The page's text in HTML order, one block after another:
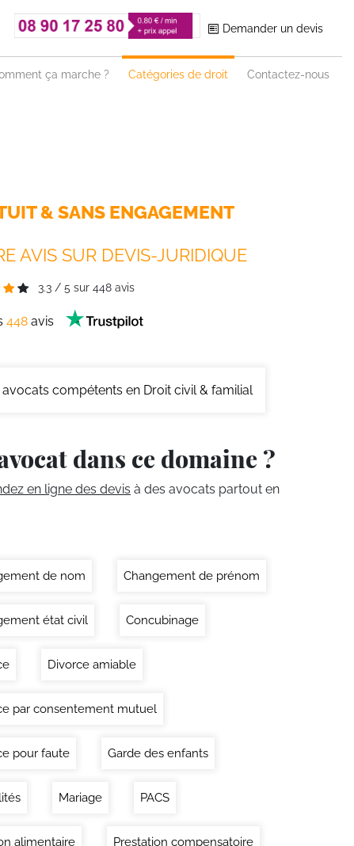
Demander un devis
ça marche ? Catégories de droit Contactez-nous
& SANS ENGAGEMENT
AVIS SUR DEVIS-JURIDIQUE
3.3 / 5 sur 448 avis
448 avis
avocats compétents en Droit civil & familial
dans ce domaine ?
en ligne des devis à des avocats partout en
de nom Changement de prénom
état civil Concubinage
Divorce amiable
par consentement mutuel
pour faute Garde des enfants
Mariage PACS
alimentaire Prestation compensatoire